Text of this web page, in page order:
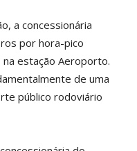
a concessionária
por hora-pico
estação Aeroporto.
de uma
público rodoviário